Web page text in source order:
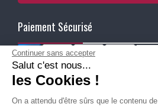
Paiement Sécurisé
Ma Livraison
Continuer sans accepter
Salut c'est nous...
les Cookies !
On a attendu d'être sûrs que le contenu de